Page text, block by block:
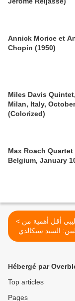
Annick Morice et
Chopin (1950)
Miles Davis
Milan, Italy,
(Colorized)
Max Roach
Belgium, January
< ٨٥ قتيل ليبي أقل أهمية من
Hébergé par
Top articles
Pages